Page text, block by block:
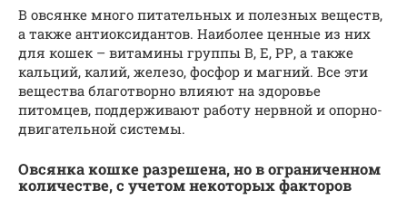
В овсянке много питательных и полезных веществ,
а также антиоксидантов. Наиболее ценные из них
для кошек – витамины группы В, Е, РР, а также
кальций, калий, железо, фосфор и магний. Все эти
вещества благотворно влияют на здоровье
питомцев, поддерживают работу нервной и опорно-
двигательной системы.
Овсянка кошке разрешена, но в ограниченном
количестве, с учетом некоторых факторов